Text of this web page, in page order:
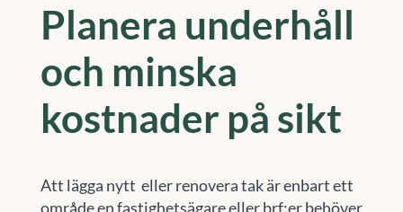
Planera underhåll
och minska
kostnader på sikt
Att lägga nytt eller renovera tak är enbart ett
område en fastighetsägare eller brf:er behöver